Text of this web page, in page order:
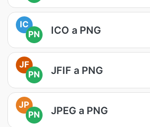
IC
PN
ICO a PNG
JF
PN
JFIF a PNG
JP
PN
JPEG a PNG